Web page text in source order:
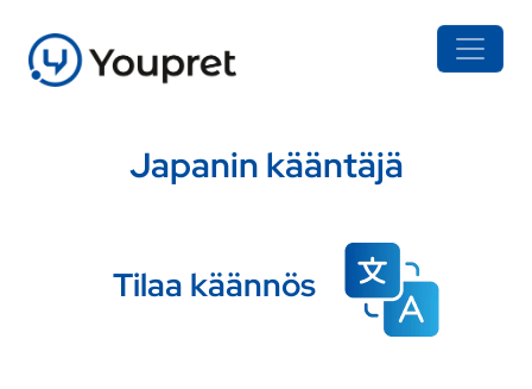
Japanin kääntäjä
Tilaa käännös